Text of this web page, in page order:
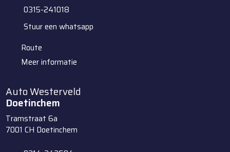
0315-241018
Stuur een whatsapp
Route
Meer informatie
Auto Westerveld
Doetinchem
Tramstraat 6a
7001 CH Doetinchem